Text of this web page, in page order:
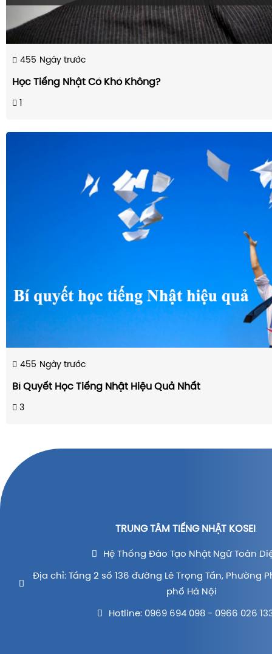
455 Ngày trước
Học Tiếng Nhật Có Khó Không?
1
455 Ngày trước
Bí Quyết Học Tiếng Nhật Hiệu Quả Nhất
3
TRUNG TÂM TIẾNG NHẬT KOSEI
Hệ Thống Đào Tạo Nhật Ngữ Toàn
Địa chỉ: Tầng 2 số 136 đường Lê Trọng Tấn, Phường
phố Hà Nội
Hotline: 0969 694 098 - 0966 026